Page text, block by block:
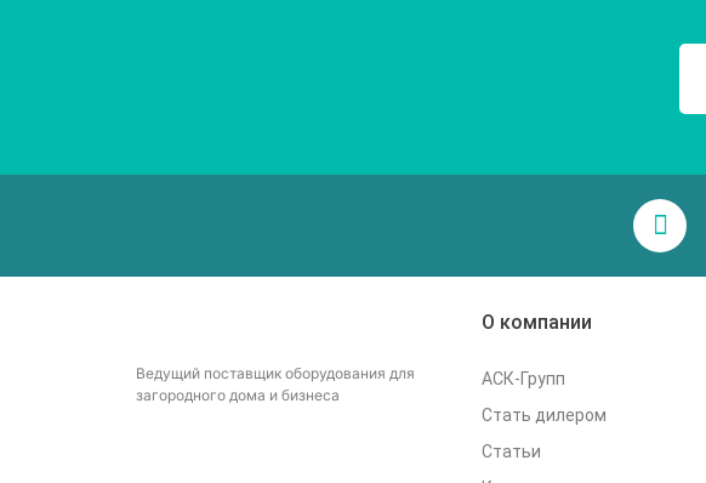
Ведущий поставщик оборудования для
загородного дома и бизнеса
О компании
АСК-Групп
Стать дилером
Статьи